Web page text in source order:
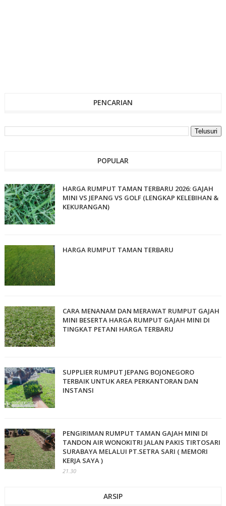
PENCARIAN
POPULAR
HARGA RUMPUT TAMAN TERBARU 2026: GAJAH
MINI VS JEPANG VS GOLF (LENGKAP KELEBIHAN &
KEKURANGAN)
HARGA RUMPUT TAMAN TERBARU
CARA MENANAM DAN MERAWAT RUMPUT GAJAH
MINI BESERTA HARGA RUMPUT GAJAH MINI DI
TINGKAT PETANI HARGA TERBARU
SUPPLIER RUMPUT JEPANG BOJONEGORO
TERBAIK UNTUK AREA PERKANTORAN DAN
INSTANSI
PENGIRIMAN RUMPUT TAMAN GAJAH MINI DI
TANDON AIR WONOKITRI JALAN PAKIS TIRTOSARI
SURABAYA MELALUI PT.SETRA SARI ( MEMORI
KERJA SAYA )
21.30
ARSIP